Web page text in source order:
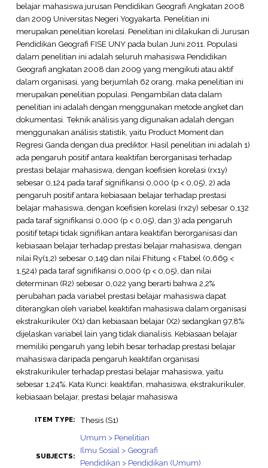
belajar mahasiswa jurusan Pendidikan Geografi Angkatan 2008
dan 2009 Universitas Negeri Yogyakarta. Penelitian ini
merupakan penelitian korelasi. Penelitian ini dilakukan di Jurusan
Pendidikan Geografi FISE UNY pada bulan Juni 2011. Populasi
dalam penelitian ini adalah seluruh mahasiswa Pendidikan
Geografi angkatan 2008 dan 2009 yang mengikuti atau aktif
dalam organisasi, yang berjumlah 62 orang, maka penelitian ini
merupakan penelitian populasi. Pengambilan data dalam
penelitian ini adalah dengan menggunakan metode angket dan
dokumentasi. Teknik análisis yang digunakan adalah dengan
menggunakan análisis statistik, yaitu Product Moment dan
Regresi Ganda dengan dua prediktor. Hasil penelitian ini adalah 1)
ada pengaruh positif antara keaktifan berorganisasi terhadap
prestasi belajar mahasiswa, dengan koefisien korelasi (rx1y)
sebesar 0,124 pada taraf signifikansi 0,000 (p < 0,05), 2) ada
pengaruh positif antara kebiasaan belajar terhadap prestasi
belajar mahasiswa, dengan koefisien korelasi (rx2y) sebesar 0,132
pada taraf signifikansi 0,000 (p < 0,05), dan 3) ada pengaruh
positif tetapi tidak signifikan antara keaktifan berorganisasi dan
kebiasaan belajar terhadap prestasi belajar mahasiswa, dengan
nilai Ry(1,2) sebesar 0,149 dan nilai Fhitung < Ftabel (0,669 <
1,524) pada taraf signifikansi 0,000 (p < 0,05), dan nilai
determinan (R2) sebesar 0,022 yang berarti bahwa 2,2%
perubahan pada variabel prestasi belajar mahasiswa dapat
diterangkan oleh variabel keaktifan mahasiswa dalam organisasi
ekstrakurikuler (X1) dan kebiasaan belajar (X2) sedangkan 97,8%
dijelaskan variabel lain yang tidak dianalisis. Kebiasaan belajar
memiliki pengaruh yang lebih besar terhadap prestasi belajar
mahasiswa daripada pengaruh keaktifan organisasi
ekstrakurikuler terhadap prestasi belajar mahasiswa, yaitu
sebesar 1,24%. Kata Kunci: keaktifan, mahasiswa, ekstrakurikuler,
kebiasaan belajar, prestasi belajar mahasiswa
ITEM TYPE: Thesis (S1)
SUBJECTS:
Umum > Penelitian
Ilmu Sosial > Geografi
Pendidikan > Pendidikan (Umum)